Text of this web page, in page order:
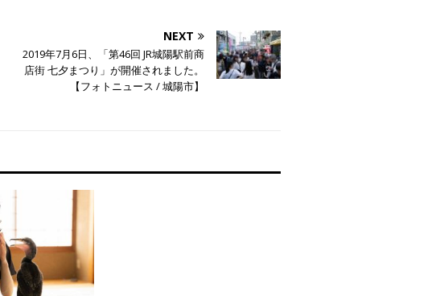
NEXT
2019年7月6日、「第46回 JR城陽駅前商
店街 七夕まつり」が開催されました。
【フォトニュース / 城陽市】